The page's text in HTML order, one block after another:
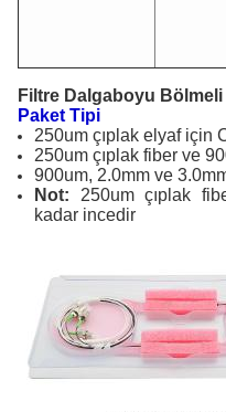
Filtre Dalgaboyu Bölmeli
Paket Tipi
250um çıplak elyaf için
250um çıplak fiber ve
900um, 2.0mm ve
Not: 250um çıplak
kadar incedir